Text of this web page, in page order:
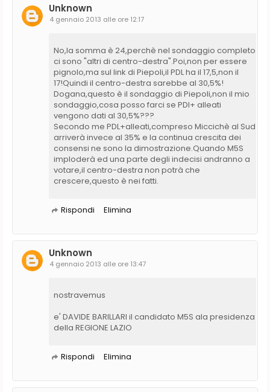
Unknown
4 gennaio 2013 alle ore 12:17
No,la somma è 24,perchè nel sondaggio completo
ci sono "altri di centro-destra".Poi,non per essere
pignolo,ma sul link di Piepoli,il PDL ha il 17,5,non il
17!Quindi il centro-destra sarebbe al 30,5%!
Dogana,questo è il sondaggio di Piepoli,non il mio
sondaggio,cosa posso farci se PDl+ alleati
vengono dati al 30,5%???
Secondo me PDL+alleati,compreso Miccichè al Sud
arriverà invece al 35% e la continua crescita dei
consensi ne sono la dimostrazione.Quando M5S
imploderà ed una parte degli indecisi andranno a
votare,il centro-destra non potrà che
crescere,questo è nei fatti.
Rispondi Elimina
Unknown
4 gennaio 2013 alle ore 13:47
nostravemus
e' DAVIDE BARILLARI il candidato M5S ala presidenza
della REGIONE LAZIO
Rispondi Elimina